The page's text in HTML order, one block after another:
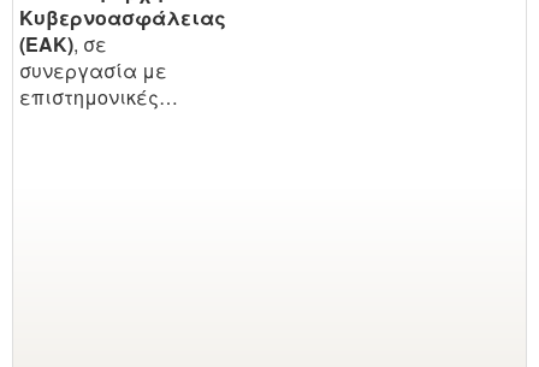
Κυβερνοασφάλειας
(EAK), σε
συνεργασία με
επιστημονικές…